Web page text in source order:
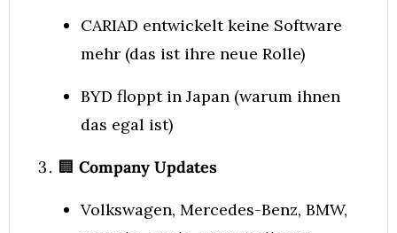
CARIAD entwickelt keine Software
mehr (das ist ihre neue Rolle)
BYD floppt in Japan (warum ihnen
das egal ist)
🏢 Company Updates
Volkswagen, Mercedes-Benz, BMW,